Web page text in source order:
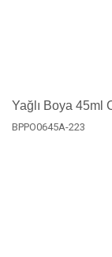
Yağlı Boya 45ml
BPPO0645A-223